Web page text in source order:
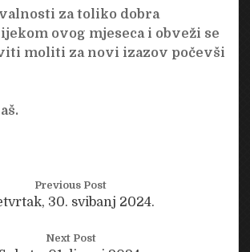
za toliko dobra
ovog mjeseca i obveži se
moliti za novi izazov počevši
Previous Post
30. svibanj 2024.
Next Post